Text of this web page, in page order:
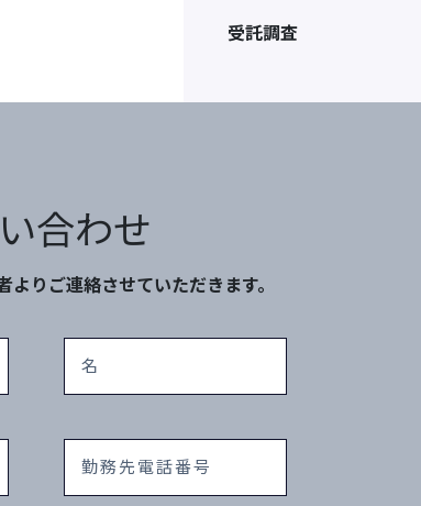
受託調査
合わせ
りご連絡させていただきます。